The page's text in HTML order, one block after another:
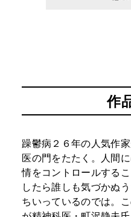
作
躁鬱病２６年の人気作
医の門をたたく。人間
情をコントロールする
したら誰しも気づかぬ
ちいっているのでは。